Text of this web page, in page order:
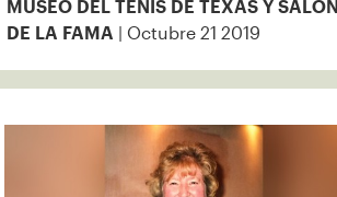
MUSEO DEL TENIS DE TEXAS Y SALÓN
DE LA FAMA | Octubre 21 2019